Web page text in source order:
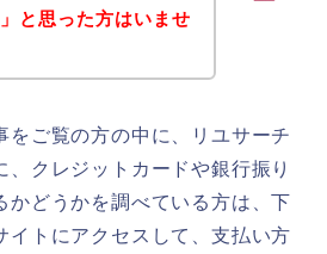
と思った方はいませ
をご覧の方の中に、リユサーチ
、クレジットカードや銀行振り
かどうかを調べている方は、下
イトにアクセスして、支払い方